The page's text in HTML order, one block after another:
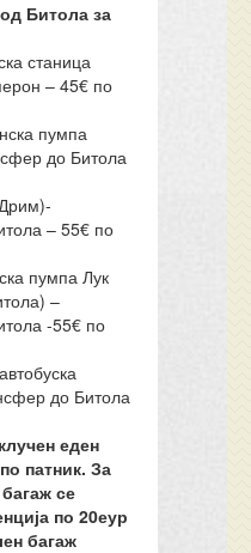
Битола за
станица
– 45€ по
пумпа
до Битола
– 55€ по
пумпа Лук
–
-55€ по
до Битола
еден
патник. За
се
по 20еур
багаж